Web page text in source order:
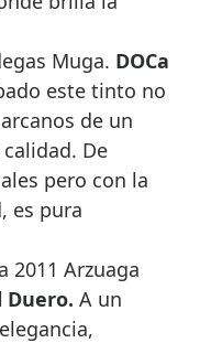
Muga. DOCa
este tinto no
de un
De
pero con la
es pura
2011 Arzuaga
Duero. A un